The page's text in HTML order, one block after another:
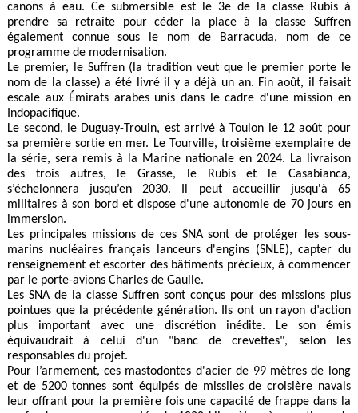
canons à eau. Ce submersible est le 3e de la classe Rubis à
prendre sa retraite pour céder la place à la classe Suffren
également connue sous le nom de Barracuda, nom de ce
programme de modernisation.
Le premier, le Suffren (la tradition veut que le premier porte le
nom de la classe) a été livré il ya déjà un an. Fin août, il faisait
escale aux Émirats arabes unis dans le cadre d'une mission en
Indopacifique.
Le second, le Duguay-Trouin, est arrivé à Toulon le 12 août pour
sa première sortie en mer. Le Tourville, troisième exemplaire de
la série, sera remis à la Marine nationale en 2024. La livraison
des trois autres, le Grasse, le Rubis et le Casabianca,
s’échelonnera jusqu’en 2030. Il peut accueillir jusqu'à 65
militaires à son bord et dispose d'une autonomie de 70 jours en
immersion.
Les principales missions de ces SNA sont de protéger les sous-
marins nucléaires français lanceurs d'engins (SNLE), capter du
renseignement et escorter des bâtiments précieux, à commencer
par le porte-avions Charles de Gaulle.
Les SNA de la classe Suffren sont conçus pour des missions plus
pointues que la précédente génération. Ils ont un rayon d’action
plus important avec une discrétion inédite. Le son émis
équivaudrait à celui d'un "banc de crevettes", selon les
responsables du projet.
Pour l’armement, ces mastodontes d'acier de 99 mètres de long
et de 5200 tonnes sont équipés de missiles de croisière navals
leur offrant pour la première fois une capacité de frappe dans la